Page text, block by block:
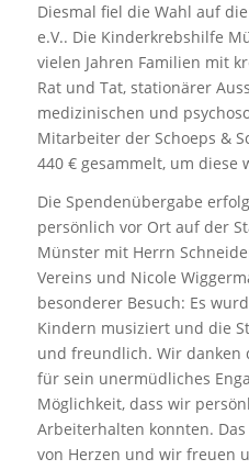
Diesmal fiel die Wahl auf
e.V.. Die Kinderkrebshilfe
vielen Jahren Familien mit
Rat und Tat, stationärer
medizinischen und
Mitarbeiter der Schoeps &
440 € gesammelt, um
Die Spendenübergabe
persönlich vor Ort auf der
Münster mit Herrn
Vereins und Nicole
besonderer Besuch: Es
Kindern musiziert und die
und freundlich. Wir danken
für sein unermüdliches
Möglichkeit, dass wir
Arbeiterhalten konnten.
von Herzen und wir freuen